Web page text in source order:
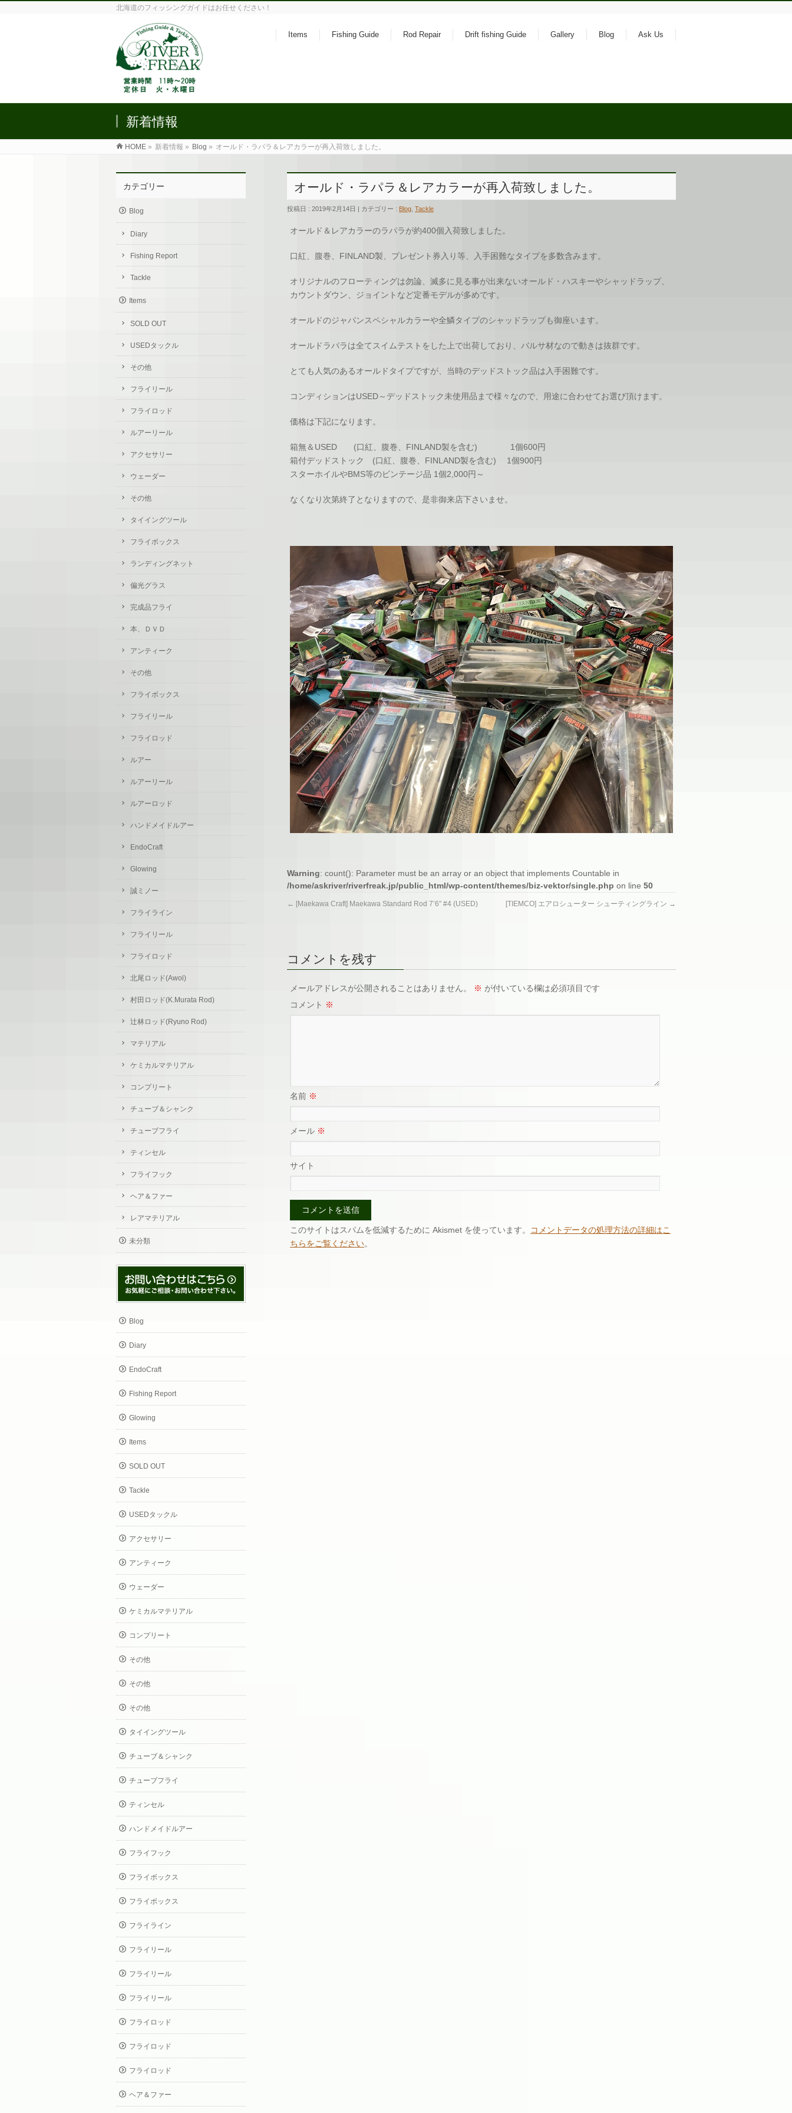
北海道のフィッシングガイドはお任せください！
Items Fishing Guide Rod Repair Drift fishing Guide Gallery Blog Ask Us
新着情報
HOME » 新着情報 » Blog » オールド・ラパラ＆レアカラーが再入荷致しました。
オールド・ラパラ＆レアカラーが再入荷致しました。
投稿日 : 2019年2月14日 | カテゴリー : Blog Tackle
オールド＆レアカラーのラパラが約400個入荷致しました。
口紅、腹巻、FINLAND製、プレゼント券入り等、入手困難なタイプを多数含みます。
オリジナルのフローティングは勿論、滅多に見る事が出来ないオールド・ハスキーやシャッドラップ、
カウントダウン、ジョイントなど定番モデルが多めです。
オールドのジャパンスペシャルカラーや全鱗タイプのシャッドラップも御座います。
オールドラパラは全てスイムテストをした上で出荷しており、バルサ材なので動きは抜群です。
とても人気のあるオールドタイプですが、当時のデッドストック品は入手困難です。
コンディションはUSED～デッドストック未使用品まで様々なので、用途に合わせてお選び頂けます。
価格は下記になります。
箱無＆USED (口紅、腹巻、FINLAND製を含む) 1個600円
箱付デッドストック (口紅、腹巻、FINLAND製を含む) 1個900円
スターホイルやBMS等のビンテージ品 1個2,000円～
なくなり次第終了となりますので、是非御来店下さいませ。
Warning: count(): Parameter must be an array or an object that implements Countable in
/home/askriver/riverfreak.jp/public_html/wp-content/themes/biz-vektor/single.php on line 50
← [Maekawa Craft] Maekawa Standard Rod 7’6″ #4 (USED) [TIEMCO] エアロシューター シューティングライン →
コメントを残す
メールアドレスが公開されることはありません。 ※ が付いている欄は必須項目です
コメント ※
名前 ※
メール ※
サイト
このサイトはスパムを低減するために Akismet を使っています。
コメントデータの処理方法の詳細はこ
ちらをご覧ください。
カテゴリー
Blog
Diary
Fishing Report
Tackle
Items
SOLD OUT
USEDタックル
その他
フライリール
フライロッド
ルアーリール
アクセサリー
ウェーダー
その他
タイイングツール
フライボックス
ランディングネット
偏光グラス
完成品フライ
本、ＤＶＤ
アンティーク
その他
フライボックス
フライリール
フライロッド
ルアー
ルアーリール
ルアーロッド
ハンドメイドルアー
EndoCraft
Glowing
誠ミノー
フライライン
フライリール
フライロッド
北尾ロッド(Awol)
村田ロッド(K.Murata Rod)
辻林ロッド(Ryuno Rod)
マテリアル
ケミカルマテリアル
コンプリート
チューブ＆シャンク
チューブフライ
ティンセル
フライフック
ヘア＆ファー
レアマテリアル
未分類
Blog
Diary
EndoCraft
Fishing Report
Glowing
Items
SOLD OUT
Tackle
USEDタックル
アクセサリー
アンティーク
ウェーダー
ケミカルマテリアル
コンプリート
その他
その他
その他
タイイングツール
チューブ＆シャンク
チューブフライ
ティンセル
ハンドメイドルアー
フライフック
フライボックス
フライボックス
フライライン
フライリール
フライリール
フライリール
フライロッド
フライロッド
フライロッド
ヘア＆ファー